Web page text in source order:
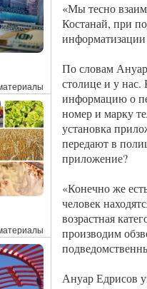
«Мы тесно
Костанай, при
По словам
столице и у нас.
информацию о
номер и марку
установка
передают в
приложение?
«Конечно же
человек
возрастная
производим
Ануар Едрисов